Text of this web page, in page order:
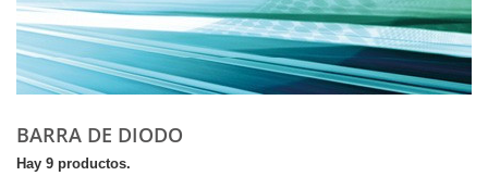
BARRA DE DIODO
Hay 9 productos.